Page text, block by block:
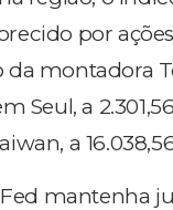
por
da montadora
Seul, a
a
mantenha